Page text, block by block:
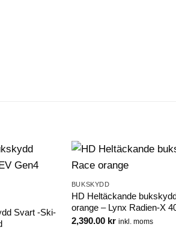
Svart -Ski-
BUKSKYDD
HD Heltäckande
orange – Lynx Radien-X
2,390.00 kr inkl. moms